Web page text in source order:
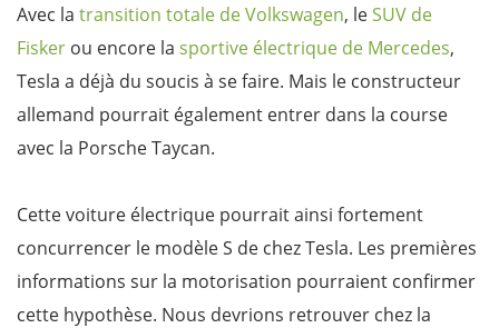
Avec la transition totale de Volkswagen, leSUV de
Fisker ou encore la sportive électrique de Mercedes,
Tesla a déjà du soucis à se faire. Mais le constructeur
allemand pourrait également entrer dans la course
avec la Porsche Taycan.
Cette voiture électrique pourrait ainsi fortement
concurrencer le modèle S de chez Tesla. Les premières
informations sur la motorisation pourraient confirmer
cette hypothèse. Nous devrions retrouver chez la